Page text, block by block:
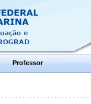
Professor